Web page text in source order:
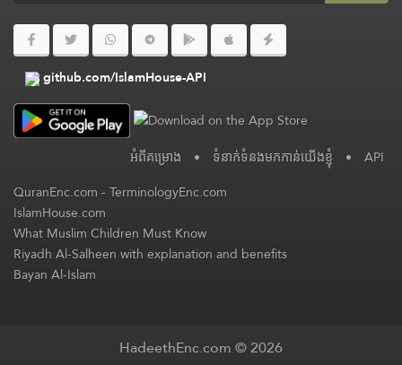
github.com/IslamHouse-API
អំពី​គម្រោង • ទំនាក់ទំនងមកកាន់យើងខ្ញុំ • API
QuranEnc.com-TerminologyEnc.com
IslamHouse.com
What Muslim Children Must Know
Riyadh Al-Salheen with explanation and benefits
Bayan Al-Islam
HadeethEnc.com © 2026